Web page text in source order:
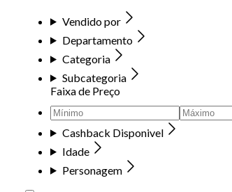
Vendido por
Departamento
Categoria
Subcategoria
Faixa de Preço
Cashback Disponivel
Idade
Personagem